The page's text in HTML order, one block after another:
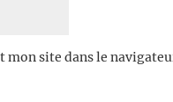
site dans le